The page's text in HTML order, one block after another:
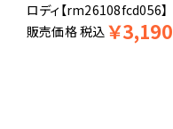
ロディ【rm26108fcd056】
販売価格税込 ￥3,190